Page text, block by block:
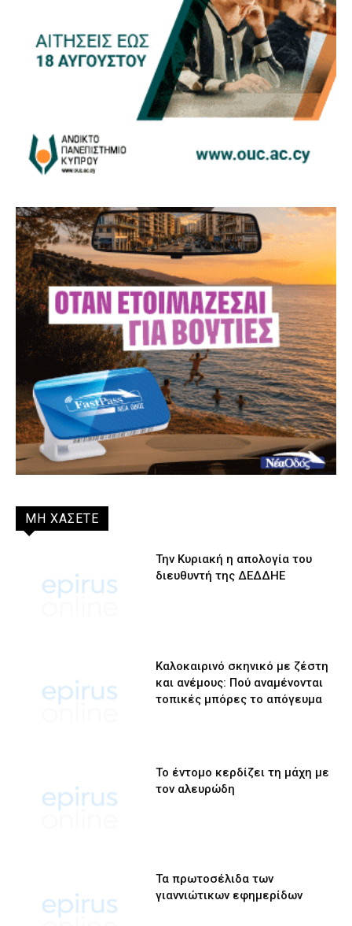
ΜΗ ΧΑΣΕΤΕ
Την Κυριακή η απολογία του
διευθυντή της ΔΕΔΔΗΕ
Καλοκαιρινό σκηνικό με ζέστη
και ανέμους: Πού αναμένονται
τοπικές μπόρες το απόγευμα
Το έντομο κερδίζει τη μάχη με
τον αλευρώδη
Τα πρωτοσέλιδα των
γιαννιώτικων εφημερίδων